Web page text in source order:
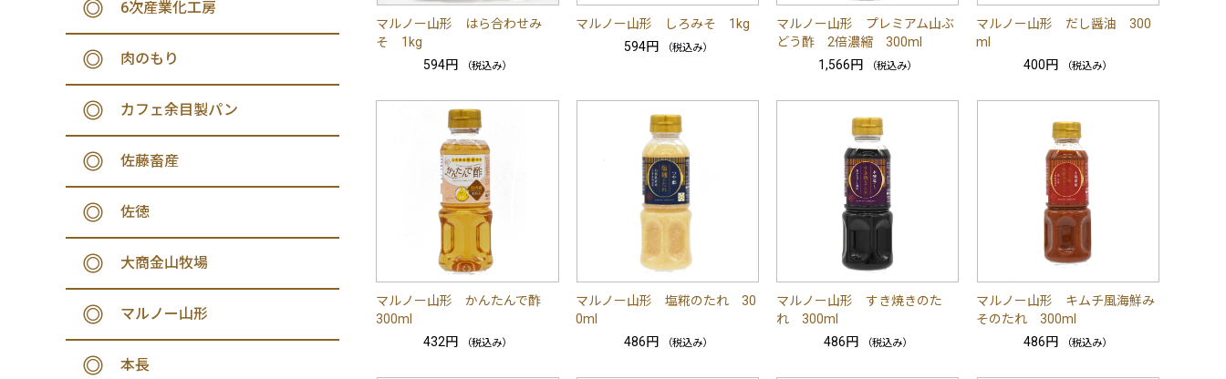
マルノー山形 はら合わせみ
そ 1kg
594円
（税込み）
マルノー山形 しろみそ 1kg
594円
（税込み）
マルノー山形 プレミアム山ぶ
どう酢 2倍濃縮 300ml
1,566円
（税込み）
マルノー山形 だし醤油 300
ml
400円
（税込み）
マルノー山形 かんたんで酢
300ml
432円
（税込み）
マルノー山形 塩糀のたれ 30
0ml
486円
（税込み）
マルノー山形 すき焼きのた
れ 300ml
486円
（税込み）
マルノー山形 キムチ風海鮮み
そのたれ 300ml
486円
（税込み）
6次産業化工房
肉のもり
カフェ余目製パン
佐藤畜産
佐徳
大商金山牧場
マルノー山形
本長